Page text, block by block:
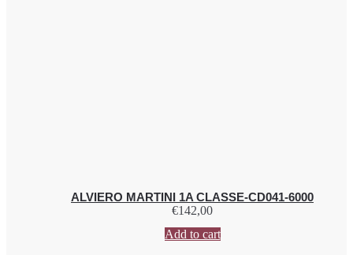
ALVIERO MARTINI 1A CLASSE-CD041-6000
€142,00
Add to cart